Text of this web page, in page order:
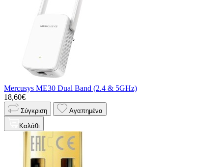
Mercusys ME30 Dual Band (2.4 & 5GHz)
18,60€
Σύγκριση Αγαπημένα
Καλάθι